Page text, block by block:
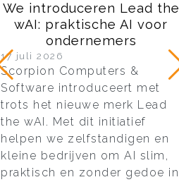
We introduceren Lead the
wAI: praktische AI voor
ondernemers
17 juli 2026
Scorpion Computers &
Software introduceert met
trots het nieuwe merk Lead
the wAI. Met dit initiatief
helpen we zelfstandigen en
kleine bedrijven om AI slim,
praktisch en zonder gedoe in